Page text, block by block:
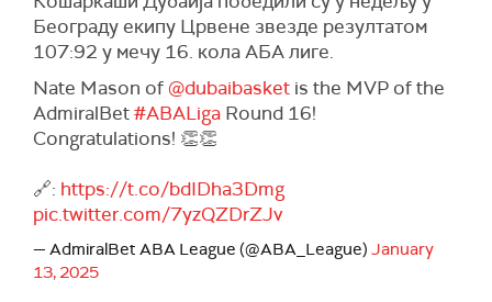
Београду екипу Црвене звезде резултатом
107:92 у мечу 16. кола АБА лиге.
Nate Mason of @dubaibasket is the MVP of the
AdmiralBet#ABALiga Round 16!
Congratulations! 👏👏
🔗: https://t.co/bdIDha3Dmg
pic.twitter.com/7yzQZDrZJv
— AdmiralBet ABA League (@ABA_League) January
13, 2025